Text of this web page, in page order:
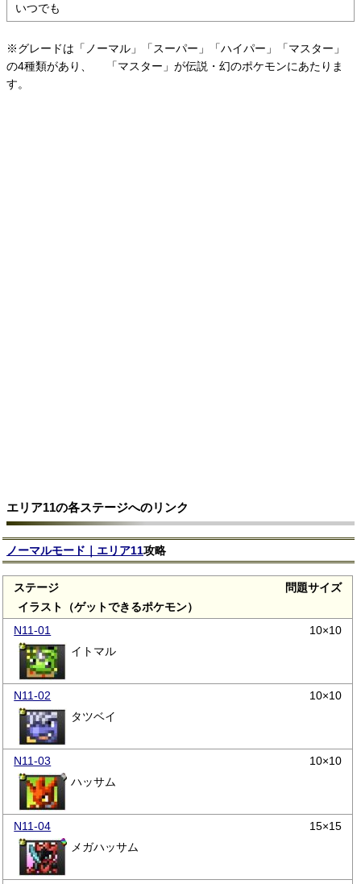
いつでも
※グレードは「ノーマル」「スーパー」「ハイパー」「マスター」
の4種類があり、
「マスター」が伝説・幻のポケモンにあたりま
す。
エリア11の各ステージへのリンク
ノーマルモード｜エリア11攻略
ステージ
問題サイズ
イラスト（ゲットできるポケモン）
N11-01
10×10
イトマル
N11-02
10×10
タツベイ
N11-03
10×10
ハッサム
N11-04
15×15
メガハッサム